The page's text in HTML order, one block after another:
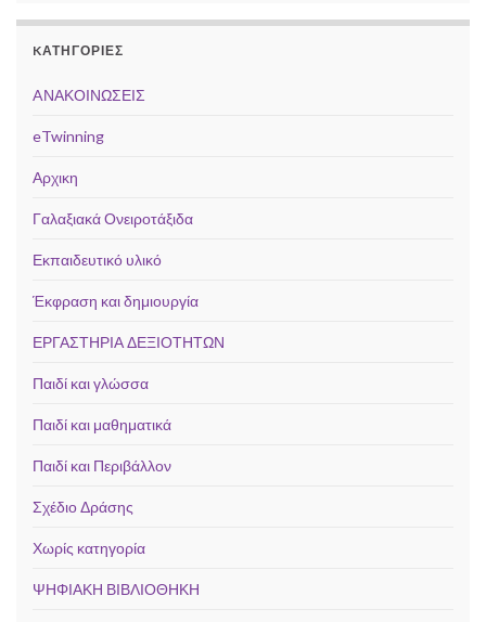
KΑΤΗΓΟΡΊΕΣ
AΝΑΚΟΙΝΩΣΕΙΣ
eTwinning
Αρχικη
Γαλαξιακά Ονειροτάξιδα
Εκπαιδευτικό υλικό
Έκφραση και δημιουργία
ΕΡΓΑΣΤΗΡΙΑ ΔΕΞΙΟΤΗΤΩΝ
Παιδί και γλώσσα
Παιδί και μαθηματικά
Παιδί και Περιβάλλον
Σχέδιο Δράσης
Χωρίς κατηγορία
ΨΗΦΙΑΚΗ ΒΙΒΛΙΟΘΗΚΗ